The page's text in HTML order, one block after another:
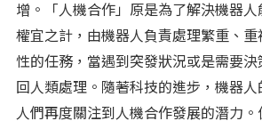
增。「人機合作」原是為了解決機器
權宜之計，由機器人負責處理繁重、
性的任務，當遇到突發狀況或是需要
回人類處理。隨著科技的進步，機器
人們再度關注到人機合作發展的潛力